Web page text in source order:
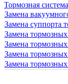
Тормозная система
Замена
Замена суппорта
Замена
Замена
Замена
Замена